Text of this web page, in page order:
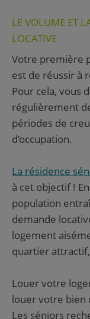
LE VOLUME ET
LOCATIVE
Votre première
est de réussir à
Pour cela, vous
régulièrement
périodes de
d’occupation.
La résidence
à cet objectif !
population
demande
logement
quartier
Louer votre
louer votre bien
Les séniors